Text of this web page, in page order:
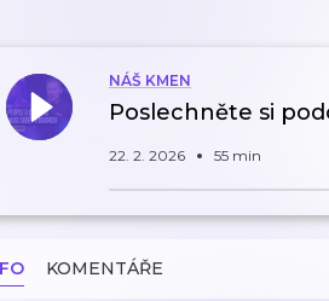
NÁŠ KMEN
Poslechněte si
22. 2. 2026 55 min
KOMENTÁŘE